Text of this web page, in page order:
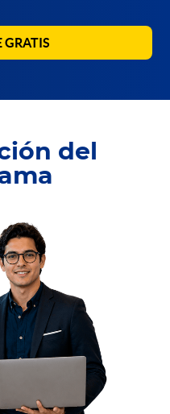
GRATIS
del